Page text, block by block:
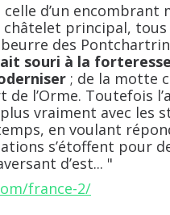
d’un
châtelet principal,
des
souri à la
; de la motte
l’Orme. Toutefois
vraiment avec les
en voulant
s’étoffent pour
d’est... "
france-2/